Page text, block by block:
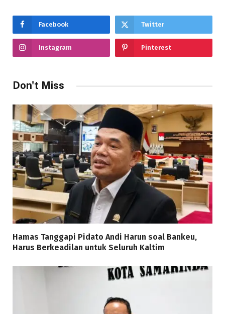
Facebook Twitter
Instagram Pinterest
Don't Miss
Hamas Tanggapi Pidato Andi Harun soal Bankeu,
Harus Berkeadilan untuk Seluruh Kaltim